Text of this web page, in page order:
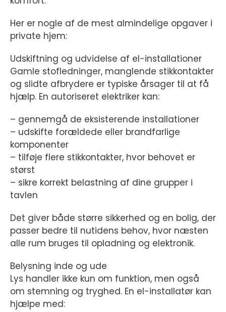
Her er nogle af de mest almindelige opgaver i
private hjem:
Udskiftning og udvidelse af el-installationer
Gamle stofledninger, manglende stikkontakter
og slidte afbrydere er typiske årsager til at få
hjælp. En autoriseret elektriker kan:
– gennemgå de eksisterende installationer
– udskifte forældede eller brandfarlige
komponenter
– tilføje flere stikkontakter, hvor behovet er
størst
– sikre korrekt belastning af dine grupper i
tavlen
Det giver både større sikkerhed og en bolig, der
passer bedre til nutidens behov, hvor næsten
alle rum bruges til opladning og elektronik.
Belysning inde og ude
Lys handler ikke kun om funktion, men også
om stemning og tryghed. En el-installatør kan
hjælpe med: